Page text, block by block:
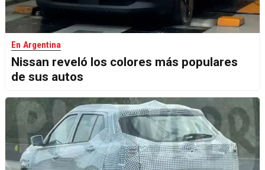
En Argentina
Nissan reveló los colores más populares
de sus autos